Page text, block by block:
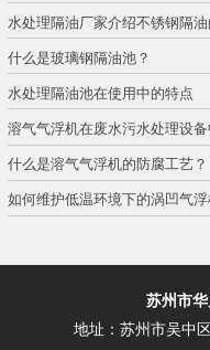
水处理隔油厂家介绍不锈钢隔
什么是玻璃钢隔油池？
水处理隔油池在使用中的特点
溶气气浮机在废水污水处理设
什么是溶气气浮机的防腐工艺？
如何维护低温环境下的涡凹气浮
苏州市
地址：苏州市吴中